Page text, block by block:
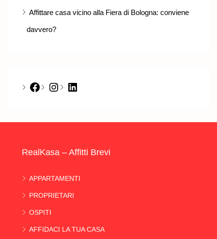
Affittare casa vicino alla Fiera di Bologna: conviene
davvero?
Facebook
Instagram
LinkedIn
RealKasa – Affitti Brevi
APPARTAMENTI
PROPRIETARI
OSPITI
AFFIDACI LA TUA CASA